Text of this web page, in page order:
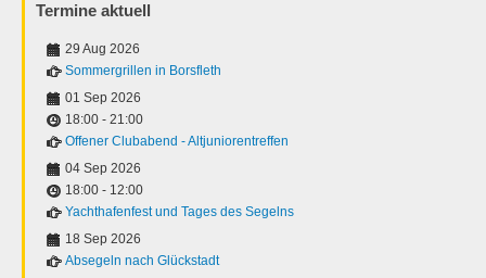
Termine aktuell
29 Aug 2026
Sommergrillen in Borsfleth
01 Sep 2026
18:00 - 21:00
Offener Clubabend - Altjuniorentreffen
04 Sep 2026
18:00 - 12:00
Yachthafenfest und Tages des Segelns
18 Sep 2026
Absegeln nach Glückstadt